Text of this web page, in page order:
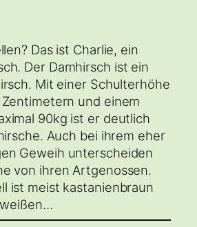
Das ist Charlie, ein
Der Damhirsch ist ein
Mit einer Schulterhöhe
und einem
90kg ist er deutlich
Auch bei ihrem eher
Geweih unterscheiden
von ihren Artgenossen.
ist meist kastanienbraun